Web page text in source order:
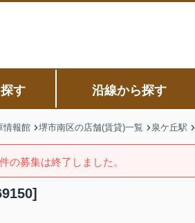
す 沿線から探す
情報館 堺市南区の店舗(賃貸)一覧 泉ケ丘駅
の募集は終了しました。